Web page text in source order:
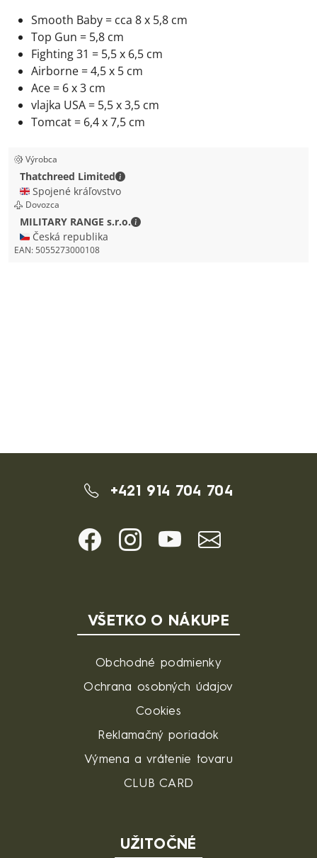
Smooth Baby = cca 8 x 5,8 cm
Top Gun = 5,8 cm
Fighting 31 = 5,5 x 6,5 cm
Airborne = 4,5 x 5 cm
Ace = 6 x 3 cm
vlajka USA = 5,5 x 3,5 cm
Tomcat = 6,4 x 7,5 cm
Výrobca
Thatchreed Limited
Thatchreed Limited - Kontaktné údaje
🇬🇧 Spojené kráľovstvo
Dovozca
MILITARY RANGE s.r.o.
MILITARY RANGE s.r.o. - Kontaktné
🇨🇿 Česká republika
EAN: 5055273000108
+421 914 704 704
VŠETKO O NÁKUPE
Obchodné podmienky
Ochrana osobných údajov
Cookies
Reklamačný poriadok
Výmena a vrátenie tovaru
CLUB CARD
UŽITOČNÉ